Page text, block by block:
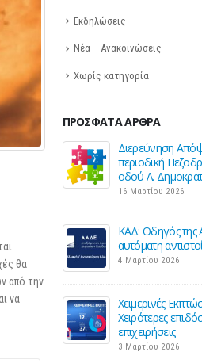
θα
από την
να
Εκδηλώσεις
Νέα – Ανακοινώσεις
Χωρίς κατηγορία
ΠΡΌΣΦΑΤΑ ΆΡΘΡΑ
της
και
Διερεύνηση
περιοδική
οδού Λ.
16 Μαρτίου 2026
ΚΑΔ: Οδηγός της
αυτόματη
4 Μαρτίου 2026
Χειμερινές
Χειρότερες
επιχειρήσεις
3 Μαρτίου 2026